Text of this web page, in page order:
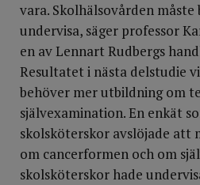
vara. Skolhälsovården
undervisa, säger professor
en av Lennart Rudbergs
Resultatet i nästa delstudie
behöver mer utbildning om
självexamination. En enkät
skolsköterskor avslöjade att
om cancerformen och om
skolsköterskor hade